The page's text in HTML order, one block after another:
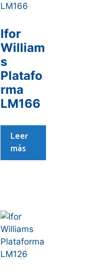
Ifor
William
s
Platafo
rma
LM166
Leer
más